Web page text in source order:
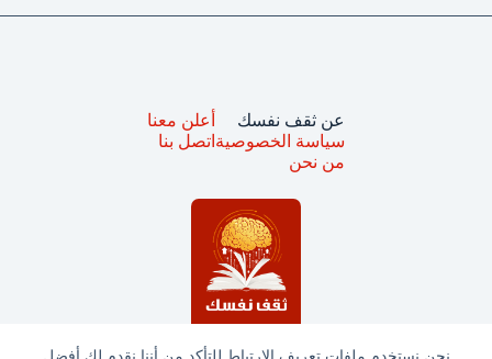
عن ثقف نفسك
سياسة الخصوصية
من نحن
أعلن معنا
اتصل بنا